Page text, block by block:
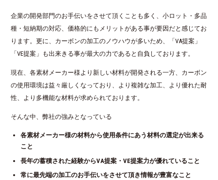
企業の開発部門のお手伝いをさせて頂くことも多く、小ロット・多品
種・短納期の対応、価格的にもメリットがある事が要因だと感じてお
ります。更に、カーボンの加工のノウハウが多いため、「VA提案」
「VE提案」も出来きる事が最大の力であると自負しております。
現在、各素材メーカー様より新しい材料が開発される一方、カーボン
の使用環境は益々厳しくなっており、より複雑な加工、より優れた耐
性、より多機能な材料が求められております。
そんな中、弊社の強みとなっている
各素材メーカー様の材料から使用条件にあう材料の選定が出来る
こと
長年の蓄積された経験からVA提案・VE提案力が優れていること
常に最先端の加工のお手伝いをさせて頂き情報が豊富なこと